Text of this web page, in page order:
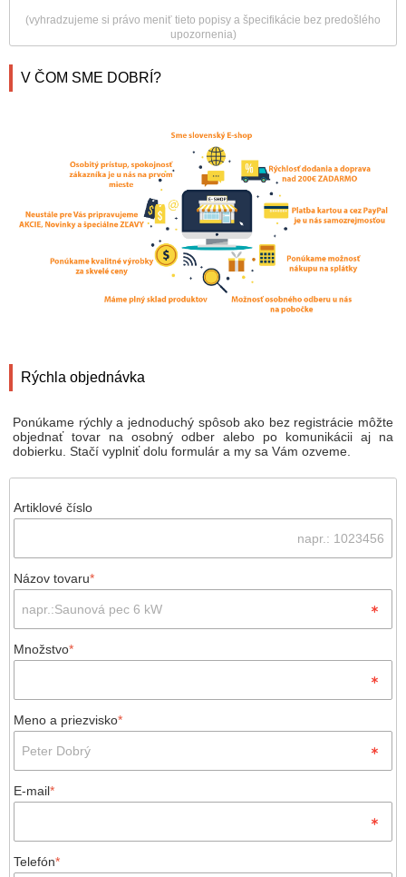
Rýchla objednávka
Ponúkame rýchly a jednoduchý spôsob ako bez registrácie môžte
objednať tovar na osobný odber alebo po komunikácii aj na
dobierku. Stačí vyplniť dolu formulár a my sa Vám ozveme.
Artiklové číslo
Názov tovaru*
Množstvo*
Meno a priezvisko*
E-mail*
Telefón*
(vyhradzujeme si právo meniť tieto popisy a špecifikácie bez predošlého
upozornenia)
V ČOM SME DOBRÍ?